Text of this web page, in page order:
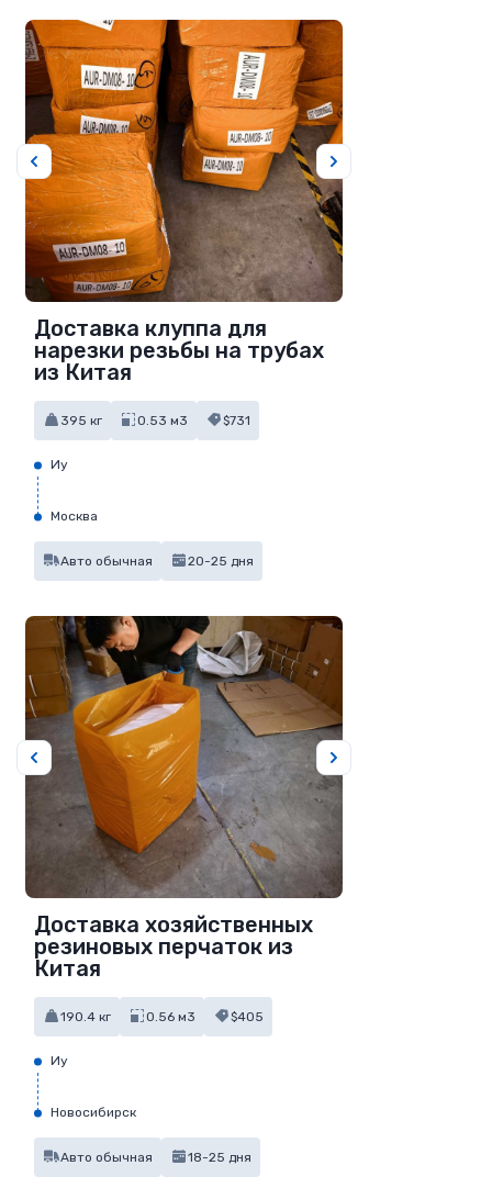
Доставка клуппа для
нарезки резьбы на трубах
из Китая
395 кг 0.53 м3 $731
Иу
Москва
Авто обычная 20-25 дня
Доставка хозяйственных
резиновых перчаток из
Китая
190.4 кг 0.56 м3 $405
Иу
Новосибирск
Авто обычная 18-25 дня